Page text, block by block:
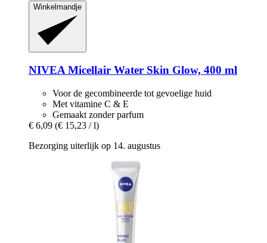
Winkelmandje
NIVEA Micellair Water Skin Glow, 400 ml
Voor de gecombineerde tot gevoelige huid
Met vitamine C & E
Gemaakt zonder parfum
€ 6,09 (€ 15,23 / l)
Bezorging uiterlijk op 14. augustus